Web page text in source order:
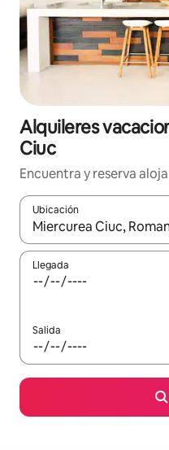
Alquileres
Ciuc
Encuentra y reserva
Ubicación
Cuando los resultados
Llegada
Salida